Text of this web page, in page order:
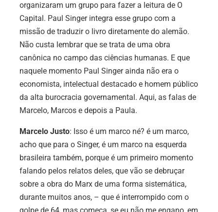
organizaram um grupo para fazer a leitura de O
Capital. Paul Singer integra esse grupo com a
missão de traduzir o livro diretamente do alemão.
Não custa lembrar que se trata de uma obra
canônica no campo das ciências humanas. E que
naquele momento Paul Singer ainda não era o
economista, intelectual destacado e homem público
da alta burocracia governamental. Aqui, as falas de
Marcelo, Marcos e depois a Paula.
Marcelo Justo: Isso é um marco né? é um marco,
acho que para o Singer, é um marco na esquerda
brasileira também, porque é um primeiro momento
falando pelos relatos deles, que vão se debruçar
sobre a obra do Marx de uma forma sistemática,
durante muitos anos, – que é interrompido com o